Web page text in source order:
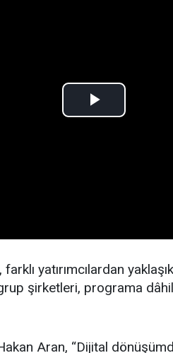
farklı yatırımcılardan
grup şirketleri, programa
Aran, “Dijital